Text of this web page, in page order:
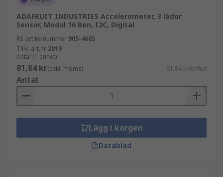
ADAFRUIT INDUSTRIES Accelerometer, 3 lådor
Sensor, Modul 16 Ben, I2C, Digital
RS-artikelnummer 905-4665
Tillv. art.nr 2019
Antal (1 enhet)
81,84 kr(exkl. moms) 81,84 kr/enhet
Antal
Lägg i korgen
Datablad